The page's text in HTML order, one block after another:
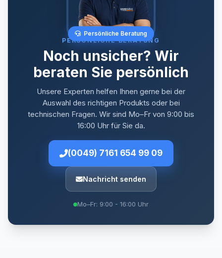
Persönliche Beratung
PERSÖNLICHE BERATUNG
Noch unsicher? Wir
beraten Sie persönlich
Unsere Experten helfen Ihnen gerne bei der
Auswahl des richtigen Produkts oder bei
technischen Fragen. Wir sind Mo–Fr von 9:00 bis
16:00 Uhr für Sie da.
(0049) 7161 654 99 09
Nachricht senden
Mo–Fr: 9:00 - 16:00 Uhr